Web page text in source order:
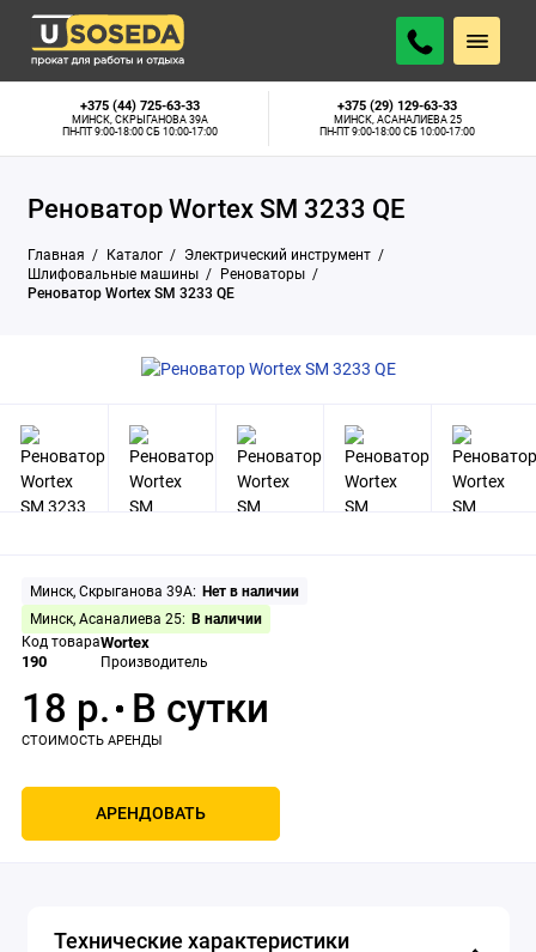
+375 (44) 725-63-33
МИНСК, СКРЫГАНОВА 39А
ПН-ПТ 9:00-18:00 СБ 10:00-17:00
+375 (29) 129-63-33
МИНСК, АСАНАЛИЕВА 25
ПН-ПТ 9:00-18:00 СБ 10:00-17:00
Реноватор Wortex SM 3233 QE
Главная Каталог
Электрический инструмент
Шлифовальные машины
Реноваторы
Реноватор Wortex SM 3233 QE
Минск, Скрыганова 39А: Нет в наличии
Минск, Асаналиева 25: В наличии
Код товара
190
Wortex
Производитель
18 р.
АРЕНДОВАТЬ
Технические характеристики
Минск, Скрыганова 39А:
Нет в наличии
Минск, Асаналиева 25: В наличии
АРЕНДОВАТЬ